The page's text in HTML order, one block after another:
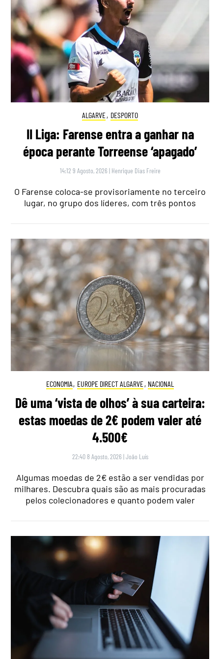
ALGARVE, DESPORTO
II Liga: Farense entra a ganhar na
época perante Torreense ‘apagado’
14:12 9 Agosto, 2026 | Henrique Dias Freire
O Farense coloca-se provisoriamente no terceiro
lugar, no grupo dos líderes, com três pontos
ECONOMIA, EUROPE DIRECT ALGARVE, NACIONAL
Dê uma ‘vista de olhos’ à sua carteira:
estas moedas de 2€ podem valer até
4.500€
22:40 8 Agosto, 2026 |João Luís
Algumas moedas de 2€ estão a ser vendidas por
milhares. Descubra quais são as mais procuradas
pelos colecionadores e quanto podem valer